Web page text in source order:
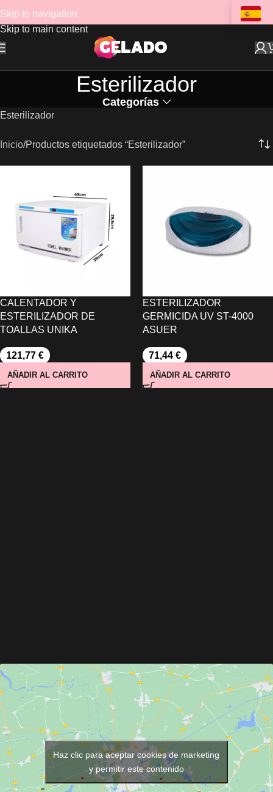
Skip to navigation
Skip to main content
Esterilizador
Categorías
Esterilizador
Inicio Productos etiquetados “Esterilizador”
CALENTADOR Y
ESTERILIZADOR DE
TOALLAS UNIKA
121,77 €
AÑADIR AL CARRITO
ESTERILIZADOR
GERMICIDA UV ST-4000
ASUER
71,44 €
AÑADIR AL CARRITO
Haz clic para aceptar cookies de marketing
y permitir este contenido